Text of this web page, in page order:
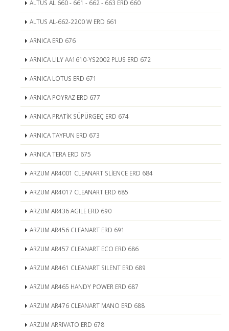
ALTUS AL 660 - 661 - 662 - 663 ERD 660
ALTUS AL-662-2200 W ERD 661
ARNICA ERD 676
ARNICA LILY AA1610-YS2002 PLUS ERD 672
ARNICA LOTUS ERD 671
ARNICA POYRAZ ERD 677
ARNICA PRATİK SÜPÜRGEÇ ERD 674
ARNICA TAYFUN ERD 673
ARNICA TERA ERD 675
ARZUM AR4001 CLEANART SLİENCE ERD 684
ARZUM AR4017 CLEANART ERD 685
ARZUM AR436 AGILE ERD 690
ARZUM AR456 CLEANART ERD 691
ARZUM AR457 CLEANART ECO ERD 686
ARZUM AR461 CLEANART SILENT ERD 689
ARZUM AR465 HANDY POWER ERD 687
ARZUM AR476 CLEANART MANO ERD 688
ARZUM ARRIVATO ERD 678